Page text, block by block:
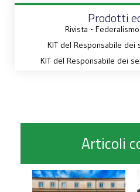
Prodotti
Rivista -
KIT del Responsabile dei
KIT del Responsabile dei
Articoli